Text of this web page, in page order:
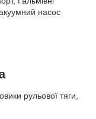
насос
рульової тяги,